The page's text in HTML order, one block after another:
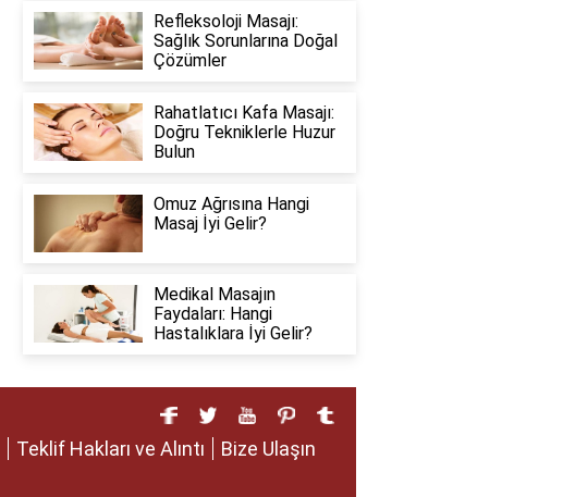
Refleksoloji Masajı:
Sağlık Sorunlarına Doğal
Çözümler
Rahatlatıcı Kafa Masajı:
Doğru Tekniklerle Huzur
Bulun
Omuz Ağrısına Hangi
Masaj İyi Gelir?
Medikal Masajın
Faydaları: Hangi
Hastalıklara İyi Gelir?
Teklif Hakları ve Alıntı Bize Ulaşın